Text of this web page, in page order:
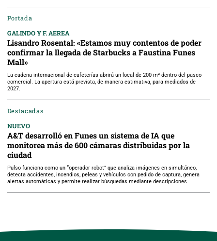
Portada
GALINDO Y F. AEREA
Lisandro Rosental: «Estamos muy contentos de poder
confirmar la llegada de Starbucks a Faustina Funes
Mall»
La cadena internacional de cafeterías abrirá un local de 200 m² dentro del paseo
comercial. La apertura está prevista, de manera estimativa, para mediados de
2027.
Destacadas
NUEVO
A&T desarrolló en Funes un sistema de IA que
monitorea más de 600 cámaras distribuidas por la
ciudad
Pulso funciona como un “operador robot” que analiza imágenes en simultáneo,
detecta accidentes, incendios, peleas y vehículos con pedido de captura, genera
alertas automáticas y permite realizar búsquedas mediante descripciones